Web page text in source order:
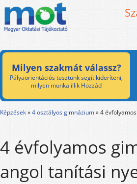
Milyen szakmát válassz?
Pályaorientációs tesztünk segít kideríteni,
milyen munka illik Hozzád
Képzések»4 osztályos gimnázium»4
4 évfolyamos
angol tanítási